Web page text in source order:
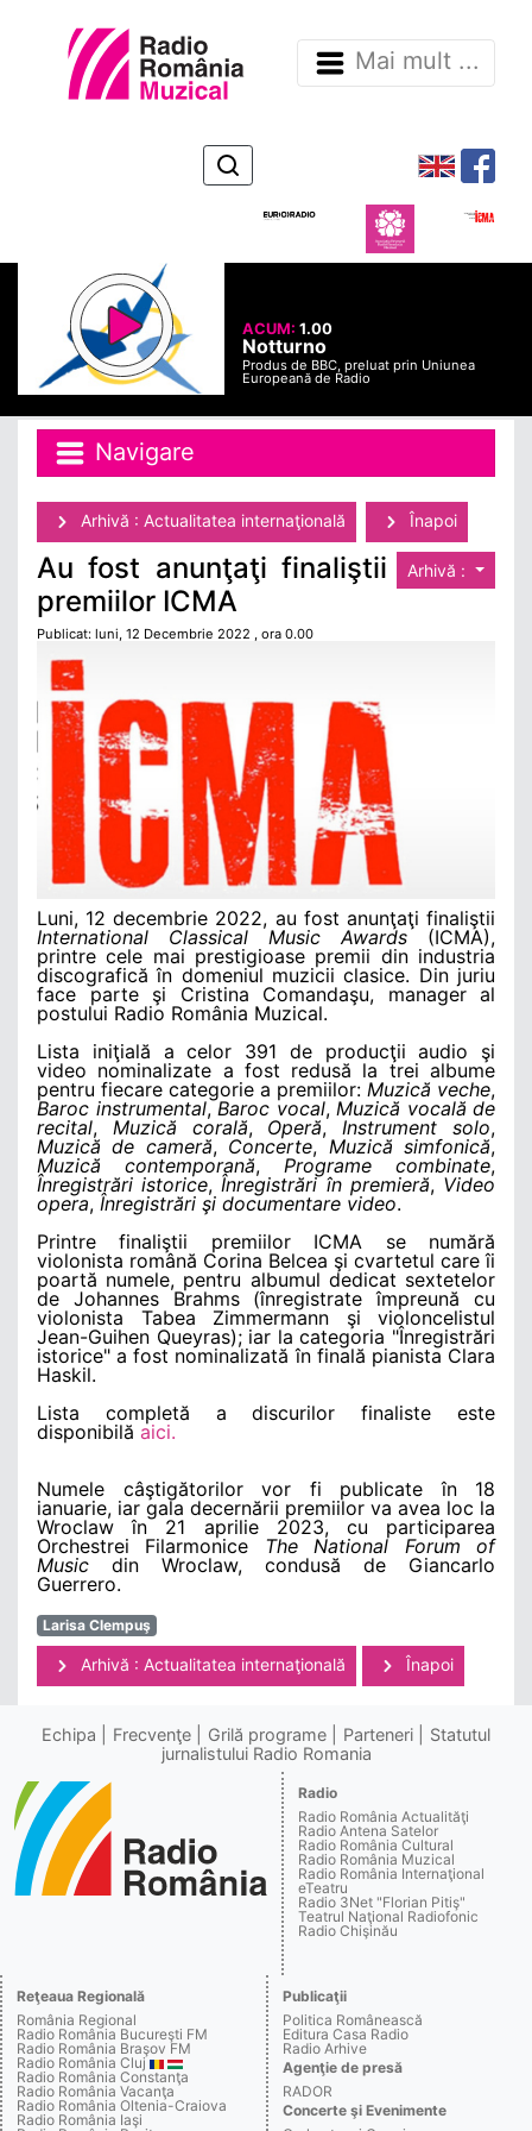
Mai mult ...
ACUM:1.00
Notturno
Produs de BBC, preluat prin Uniunea
Europeană de Radio
Navigare
Arhivă : Actualitatea internaţională Înapoi
Arhivă :
Au fost anunţaţi finaliştii
premiilor ICMA
Publicat: luni, 12 Decembrie 2022 , ora 0.00
Luni, 12 decembrie 2022, au fost anunţaţi finaliştii
International Classical Music Awards(ICMA),
printre cele mai prestigioase premii din industria
discografică în domeniul muzicii clasice. Din juriu
face parte şi Cristina Comandaşu, manager al
postului Radio România Muzical.
Lista iniţială a celor 391 de producţii audio şi
video nominalizate a fost redusă la trei albume
pentru fiecare categorie a premiilor: Muzică veche,
Baroc instrumental,Baroc vocal, Muzică vocală de
recital, Muzică corală, Operă, Instrument solo,
Muzică de cameră, Concerte, Muzică simfonică,
Muzică contemporană, Programe combinate,
Înregistrări istorice, Înregistrări în premieră, Video
opera, Înregistrări şi documentare video.
Printre finaliştii premiilor ICMA se numără
violonista română Corina Belcea şi cvartetul care îi
poartă numele, pentru albumul dedicat sextetelor
de Johannes Brahms (înregistrate împreună cu
violonista Tabea Zimmermann şi violoncelistul
Jean-Guihen Queyras); iar la categoria "Înregistrări
istorice" a fost nominalizată în finală pianista Clara
Haskil.
Lista completă a discurilor finaliste este
disponibilă aici.
Numele câştigătorilor vor fi publicate în 18
ianuarie, iar gala decernării premiilor va avea loc la
Wroclaw în 21 aprilie 2023, cu participarea
Orchestrei Filarmonice The National Forum of
Music din Wroclaw, condusă de Giancarlo
Guerrero.
Larisa Clempuş
Arhivă : Actualitatea internaţională Înapoi
Echipa Frecvenţe Grilă programe Parteneri
Statutul
jurnalistului Radio Romania
Radio
Radio România Actualităţi
Radio Antena Satelor
Radio România Cultural
Radio România Muzical
Radio România Internaţional
eTeatru
Radio 3Net "Florian Pitiş"
Teatrul Naţional Radiofonic
Radio Chişinău
Reţeaua Regională
România Regional
Radio România Bucureşti FM
Radio România Braşov FM
Radio România Cluj
Radio România Constanţa
Radio România Vacanţa
Radio România Oltenia-Craiova
Radio România Iaşi
Publicaţii
Politica Românească
Editura Casa Radio
Radio Arhive
Agenţie de presă
RADOR
Concerte şi Evenimente